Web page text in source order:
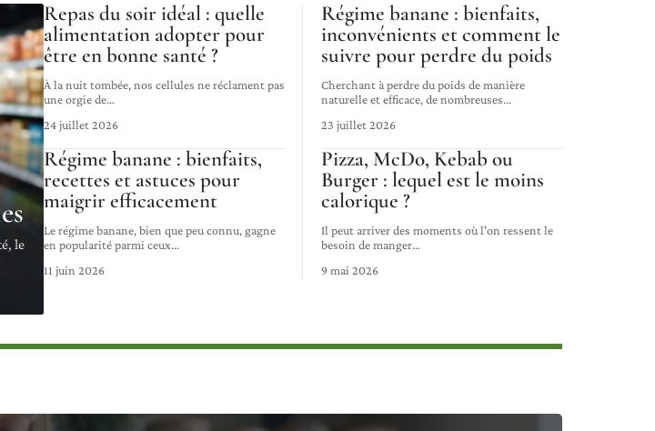
le
Repas du soir idéal : quelle
alimentation adopter pour
être en bonne santé ?
À la nuit tombée, nos cellules ne réclament pas
une orgie de…
24 juillet 2026
Régime banane : bienfaits,
inconvénients et comment le
suivre pour perdre du poids
Cherchant à perdre du poids de manière
naturelle et efficace, de nombreuses…
23 juillet 2026
Régime banane : bienfaits,
recettes et astuces pour
maigrir efficacement
Le régime banane, bien que peu connu, gagne
en popularité parmi ceux…
11 juin 2026
Pizza, McDo, Kebab ou
Burger : lequel est le moins
calorique ?
Il peut arriver des moments où l'on ressent le
besoin de manger…
9 mai 2026